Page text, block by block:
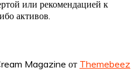
или рекомендацией к
активов.
Magazine от Themebeez